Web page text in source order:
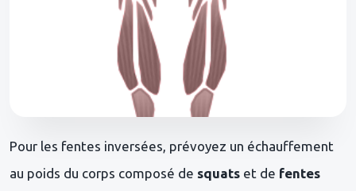
Pour les fentes inversées, prévoyez un échauffement
au poids du corps composé de squats et de fentes